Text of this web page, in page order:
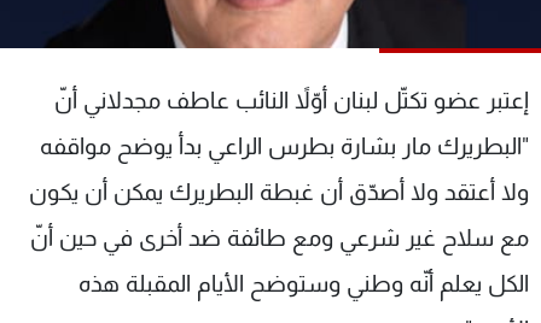
إعتبر عضو تكتّل لبنان أوّلاً النائب عاطف مجدلاني أنّ
"البطريرك مار بشارة بطرس الراعي بدأ يوضح مواقفه
ولا أعتقد ولا أصدّق أن غبطة البطريرك يمكن أن يكون
مع سلاح غير شرعي ومع طائفة ضد أخرى في حين أنّ
الكل يعلم أنّه وطني وستوضح الأيام المقبلة هذه
الترددات
عن MTV
الإنـتـاج
لاعلاناتكم
وظائف
تواصل معنا
شروط الإسـتخدام